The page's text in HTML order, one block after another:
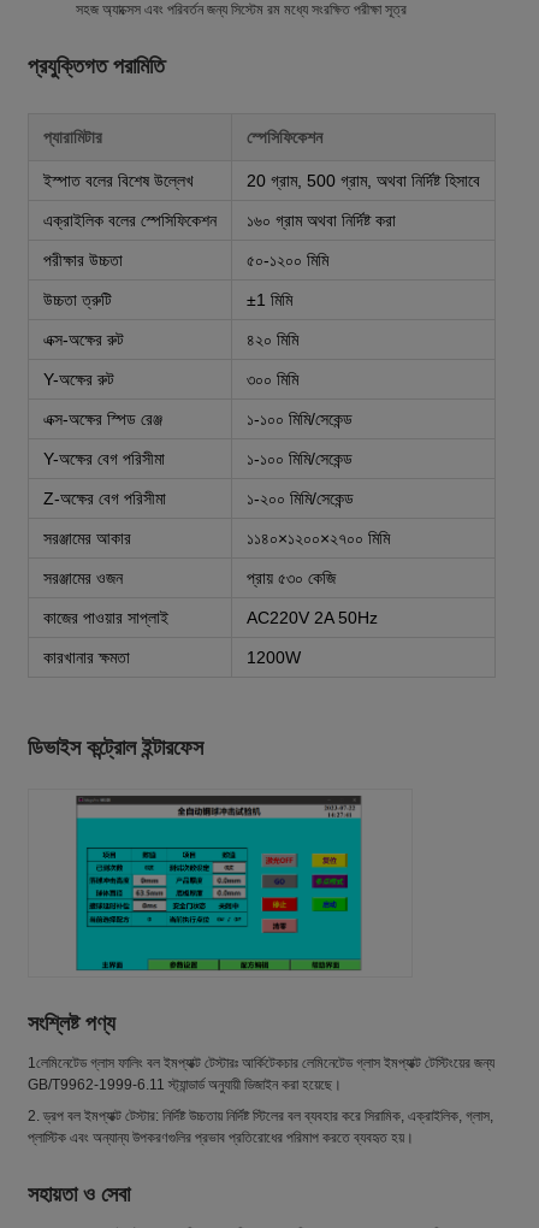
সহজ অ্যাক্সেস এবং পরিবর্তন জন্য সিস্টেম রম মধ্যে সংরক্ষিত পরীক্ষা সূত্র
প্রযুক্তিগত পরামিতি
প্যারামিটার স্পেসিফিকেশন
ইস্পাত বলের বিশেষ উল্লেখ 20 গ্রাম, 500 গ্রাম, অথবা নির্দিষ্ট হিসাবে
এক্রাইলিক বলের স্পেসিফিকেশন ১৬০ গ্রাম অথবা নির্দিষ্ট করা
পরীক্ষার উচ্চতা ৫০-১২০০ মিমি
উচ্চতা ত্রুটি ±1 মিমি
এক্স-অক্ষের রুট ৪২০ মিমি
Y-অক্ষের রুট ৩০০ মিমি
এক্স-অক্ষের স্পিড রেঞ্জ ১-১০০ মিমি/সেকেন্ড
Y-অক্ষের বেগ পরিসীমা ১-১০০ মিমি/সেকেন্ড
Z-অক্ষের বেগ পরিসীমা ১-২০০ মিমি/সেকেন্ড
সরঞ্জামের আকার ১১৪০×১২০০×২৭০০ মিমি
সরঞ্জামের ওজন প্রায় ৫৩০ কেজি
কাজের পাওয়ার সাপ্লাই AC220V 2A 50Hz
কারখানার ক্ষমতা 1200W
ডিভাইস কন্ট্রোল ইন্টারফেস
সংশ্লিষ্ট পণ্য
1লেমিনেটেড গ্লাস ফালিং বল ইমপ্যাক্ট টেস্টারঃ আর্কিটেকচার লেমিনেটেড গ্লাস ইমপ্যাক্ট টেস্টিংয়ের জন্য
GB/T9962-1999-6.11 স্ট্যান্ডার্ড অনুযায়ী ডিজাইন করা হয়েছে।
2. ড্রপ বল ইমপ্যাক্ট টেস্টার: নির্দিষ্ট উচ্চতায় নির্দিষ্ট স্টিলের বল ব্যবহার করে সিরামিক, এক্রাইলিক, গ্লাস,
প্লাস্টিক এবং অন্যান্য উপকরণগুলির প্রভাব প্রতিরোধের পরিমাপ করতে ব্যবহৃত হয়।
সহায়তা ও সেবা